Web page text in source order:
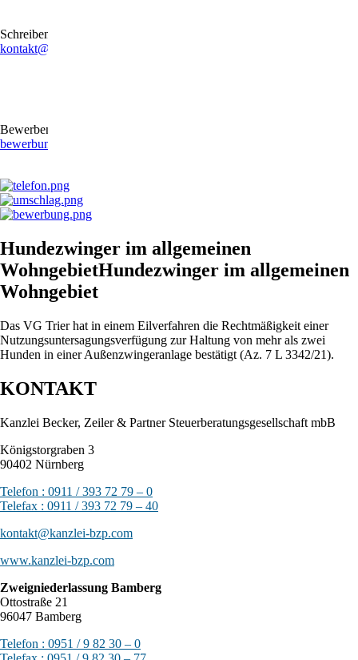
Schreiben Sie uns gerne eine E-Mail
kontakt@stb-becker-zeiler.de
Bewerben Sie sich online oder per E-Mail
bewerbung@stb-becker-zeiler.de
Hundezwinger im allgemeinen
WohngebietHundezwinger im allgemeinen
Wohngebiet
Das VG Trier hat in einem Eilverfahren die Rechtmäßigkeit einer
Nutzungsuntersagungsverfügung zur Haltung von mehr als zwei
Hunden in einer Außenzwingeranlage bestätigt (Az. 7 L 3342/21).
KONTAKT
Kanzlei Becker, Zeiler & Partner Steuerberatungsgesellschaft mbB
Königstorgraben 3
90402 Nürnberg
Telefon : 0911 / 393 72 79 – 0
Telefax : 0911 / 393 72 79 – 40
kontakt@kanzlei-bzp.com
www.kanzlei-bzp.com
Zweigniederlassung Bamberg
Ottostraße 21
96047 Bamberg
Telefon : 0951 / 9 82 30 – 0